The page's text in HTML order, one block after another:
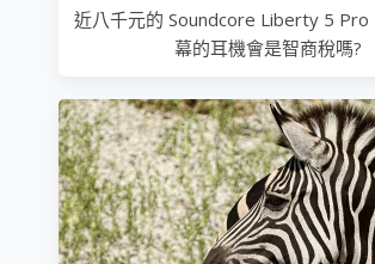
近八千元的 Soundcore Liberty 5 Pro
幕的耳機會是智商稅嗎?